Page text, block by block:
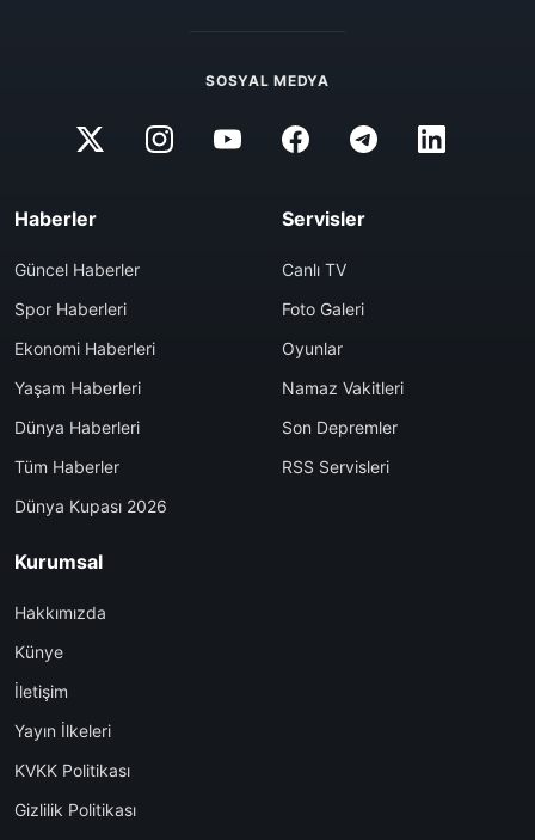
SOSYAL MEDYA
Haberler
Güncel Haberler
Spor Haberleri
Ekonomi Haberleri
Yaşam Haberleri
Dünya Haberleri
Tüm Haberler
Dünya Kupası 2026
Servisler
Canlı TV
Foto Galeri
Oyunlar
Namaz Vakitleri
Son Depremler
RSS Servisleri
Kurumsal
Hakkımızda
Künye
İletişim
Yayın İlkeleri
KVKK Politikası
Gizlilik Politikası